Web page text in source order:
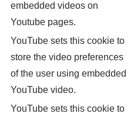
embedded videos on
Youtube pages.
YouTube sets this cookie to
store the video preferences
of the user using embedded
YouTube video.
YouTube sets this cookie to